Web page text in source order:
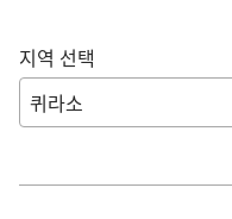
지역 선택